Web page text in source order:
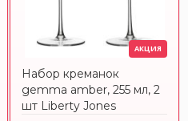
АКЦИЯ
Набор креманок
gemma amber, 255 мл, 2
шт Liberty Jones